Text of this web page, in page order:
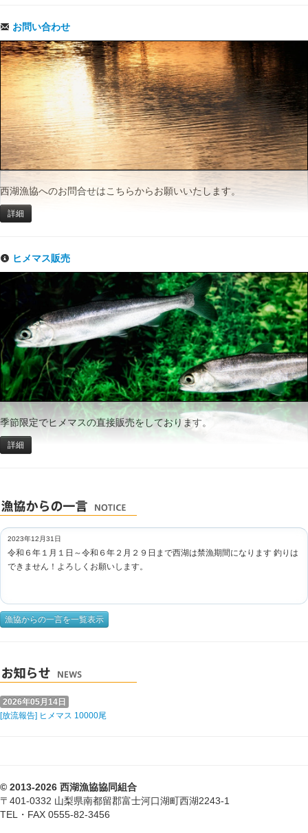
お問い合わせ
西湖漁協へのお問合せはこちらからお願いいたします。
詳細
ヒメマス販売
季節限定でヒメマスの直接販売をしております。
詳細
2023年12月31日
令和６年１月１日～令和６年２月２９日まで西湖は禁漁期間になります 釣りは
できません！よろしくお願いします。
漁協からの一言を一覧表示
2026年05月14日
[放流報告] ヒメマス 10000尾
© 2013-2026 西湖漁協協同組合
〒401-0332 山梨県南都留郡富士河口湖町西湖2243-1
TEL・FAX 0555-82-3456